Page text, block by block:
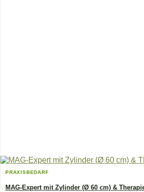
PRAXISBEDARF
MAG-Expert mit Zylinder (Ø 60 cm) &